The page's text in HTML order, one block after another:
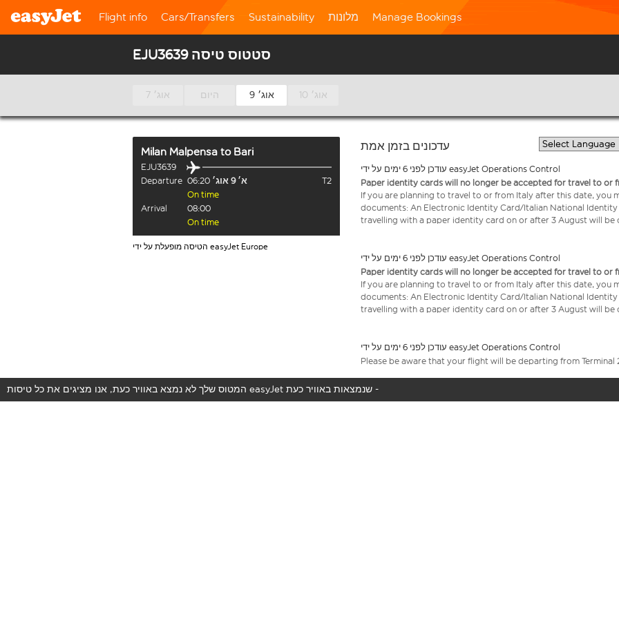
Flight info Cars/Transfers Sustainability מלונות Manage Bookings
EJU3639 סטטוס טיסה
7 אוג׳ היום 9 אוג׳ 10 אוג׳
Milan Malpensa to Bari
EJU3639
Departure 06:20 א׳ 9 אוג׳
T2
On time
Arrival
08:00
On time
הטיסה מופעלת על ידי easyJet Europe
עדכונים בזמן אמת
עודכן לפני 6 ימים על ידי easyJet Operations Control
Paper identity cards will no longer be accepted for travel to or
If you are planning to travel to or from Italy after this date, you
documents: An Electronic Identity Card/Italian National
travelling with a paper identity card on or after 3 August will be
עודכן לפני 6 ימים על ידי easyJet Operations Control
Paper identity cards will no longer be accepted for travel to or
If you are planning to travel to or from Italy after this date, you
documents: An Electronic Identity Card/Italian National
travelling with a paper identity card on or after 3 August will be
עודכן לפני 6 ימים על ידי easyJet Operations Control
Please be aware that your flight will be departing from Terminal
המטוס שלך לא נמצא באוויר כעת, אנו מציגים את כל טיסות easyJet שנמצאות באוויר כעת -